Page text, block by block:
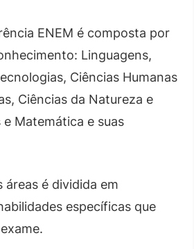
ENEM é composta por
Linguagens,
Ciências Humanas
Ciências da Natureza e
e Matemática e suas
áreas é dividida em
específicas que